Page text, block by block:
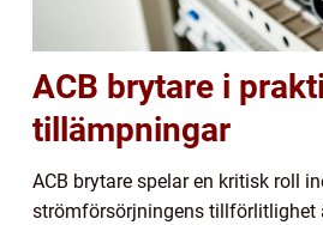
ACB brytare i
tillämpningar
ACB brytare spelar en kritisk roll
strömförsörjningens tillförlitlighet